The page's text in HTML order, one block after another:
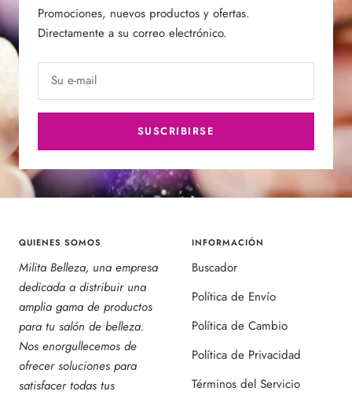
Promociones, nuevos productos y ofertas.
Directamente a su correo electrónico.
Su e-mail
SUSCRIBIRSE
QUIENES SOMOS
Milita Belleza, una empresa
dedicada a distribuir una
amplia gama de productos
para tu salón de belleza.
Nos enorgullecemos de
ofrecer soluciones para
satisfacer todas tus
INFORMACIÓN
Buscador
Política de Envío
Política de Cambio
Política de Privacidad
Términos del Servicio